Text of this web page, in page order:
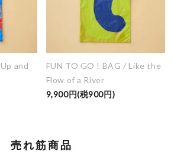
and
FUN TO GO ! BAG / Like the
Flow of a River
9,900円(税900円)
売れ筋商品